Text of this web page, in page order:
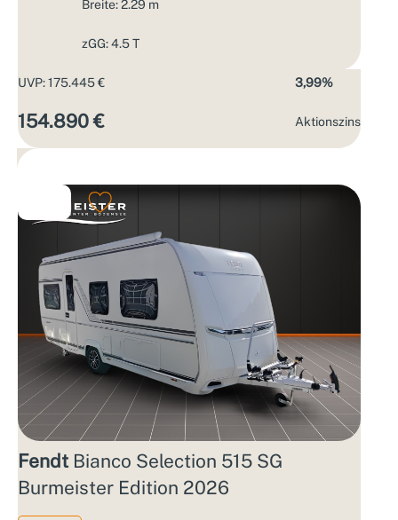
Breite: 2.29 m
zGG: 4.5 T
UVP: 175.445 €
154.890 €
3,99%
Aktions­zins
Fendt Bianco Selection 515 SG
Burmeister Edition 2026